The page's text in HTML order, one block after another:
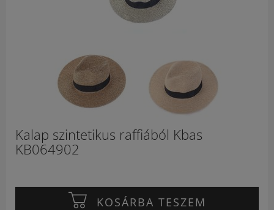
Kalap szintetikus raffiából Kbas
KB064902
KOSÁRBA TESZEM